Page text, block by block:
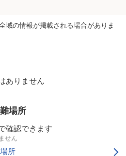
域の情報が掲載される場合がありま
ありません
場所
確認できます
せん
所